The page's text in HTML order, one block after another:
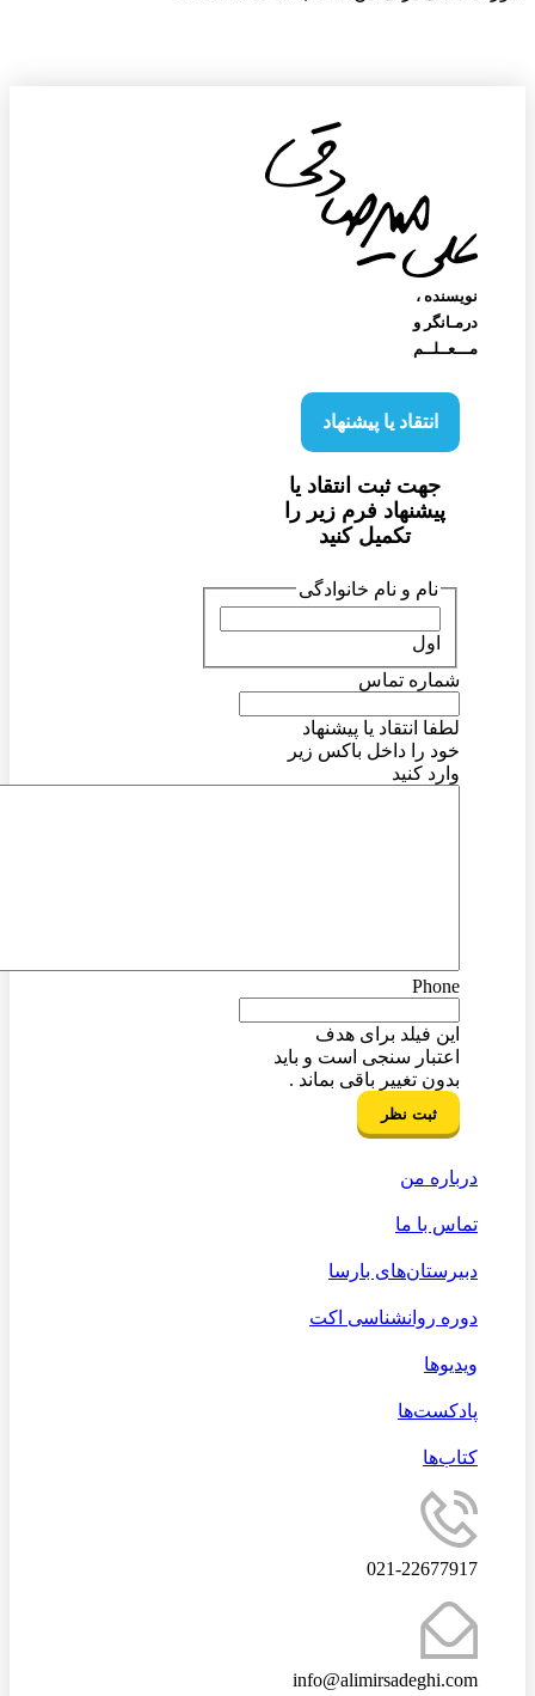
نویسنده‌ ،
درمـانگر و
مـــعــلــم
انتقاد یا پیشنهاد
جهت ثبت انتقاد یا
پیشنهاد فرم زیر را
تکمیل کنید
نام و نام خانوادگی
شماره تماس
لطفا انتقاد یا پیشنهاد
خود را داخل باکس زیر
وارد کنید
Phone
این فیلد برای هدف
اعتبار سنجی است و باید
بدون تغییر باقی بماند .
درباره من
تماس با ما
دبیرستان‌های بارسا
دوره روانشناسی اکت
ویدیوها
پادکست‌ها
کتاب‌ها
021-22677917
info@alimirsadeghi.com